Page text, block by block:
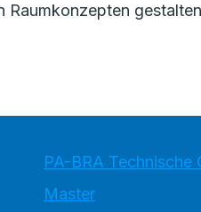
PA-BRA Technische
Master